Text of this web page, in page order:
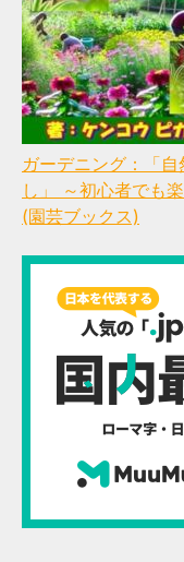
ガーデニング：「
し」 ～初心者でも
(園芸ブックス)